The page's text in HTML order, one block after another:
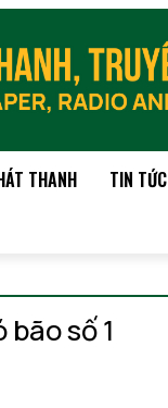
THANH TIN TỨC
số 1